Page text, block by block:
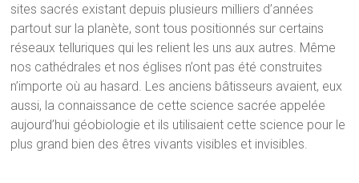
sites sacrés existant depuis plusieurs milliers d’années
partout sur la planète, sont tous positionnés sur certains
réseaux telluriques qui les relient les uns aux autres. Même
nos cathédrales et nos églises n’ont pas été construites
n’importe où au hasard. Les anciens bâtisseurs avaient, eux
aussi, la connaissance de cette science sacrée appelée
aujourd’hui géobiologie et ils utilisaient cette science pour le
plus grand bien des êtres vivants visibles et invisibles.